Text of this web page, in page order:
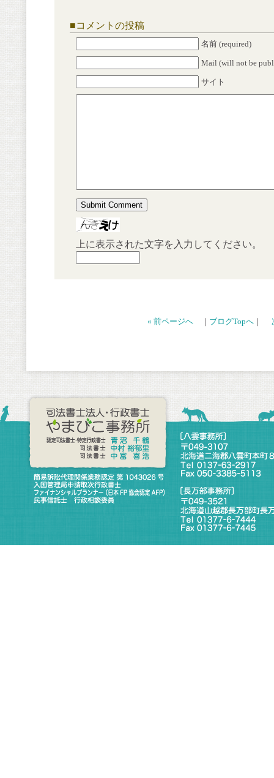
■コメントの投稿
名前 (required)
Mail (will not be
サイト
上に表示された文字を入力してください。
« 前ページへ ｜ ブログTopへ ｜